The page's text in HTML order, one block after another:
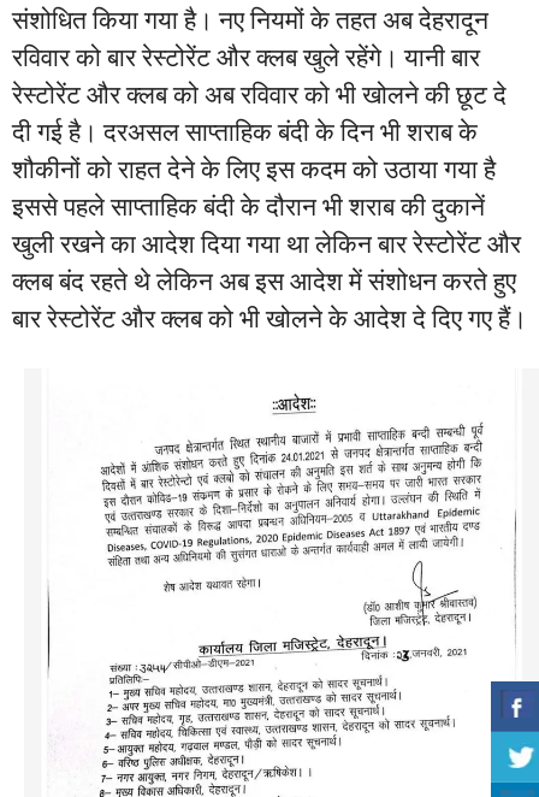
संशोधित किया गया है। नए नियमों के तहत अब देहरादून
रविवार को बार रेस्टोरेंट और क्लब खुले रहेंगे। यानी बार
रेस्टोरेंट और क्लब को अब रविवार को भी खोलने की छूट दे
दी गई है। दरअसल साप्ताहिक बंदी के दिन भी शराब के
शौकीनों को राहत देने के लिए इस कदम को उठाया गया है
इससे पहले साप्ताहिक बंदी के दौरान भी शराब की दुकानें
खुली रखने का आदेश दिया गया था लेकिन बार रेस्टोरेंट और
क्लब बंद रहते थे लेकिन अब इस आदेश में संशोधन करते हुए
बार रेस्टोरेंट और क्लब को भी खोलने के आदेश दे दिए गए हैं।